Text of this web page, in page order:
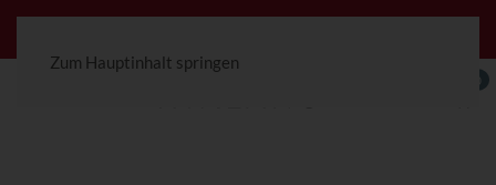
Zum Hauptinhalt springen
0